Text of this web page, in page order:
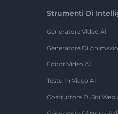
Strumenti Di
Generatore Video AI
Generatore Di
Editor Video AI
Testo In Video AI
Costruttore Di Siti Web